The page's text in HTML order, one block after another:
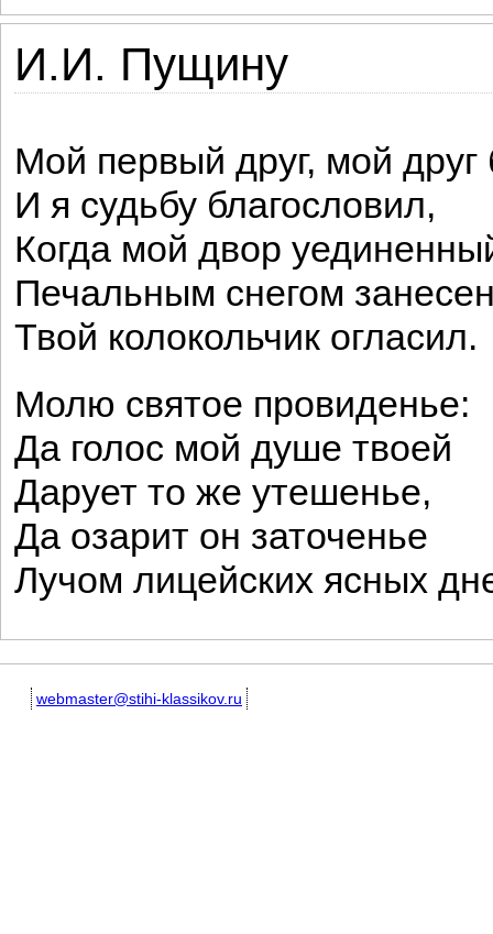
И.И. Пущину
Мой первый друг, мой
И я судьбу благословил,
Когда мой двор
Печальным снегом
Твой колокольчик огласил.
Молю святое провиденье:
Да голос мой душе твоей
Дарует то же утешенье,
Да озарит он заточенье
Лучом лицейских ясных
webmaster@stihi-klassikov.ru